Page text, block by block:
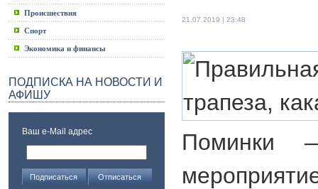
Происшествия
Спорт
Экономика и финансы
ПОДПИСКА НА НОВОСТИ И
АФИШУ
Ваш e-Mail адрес
21.07.2019 | 23:48
Поминки